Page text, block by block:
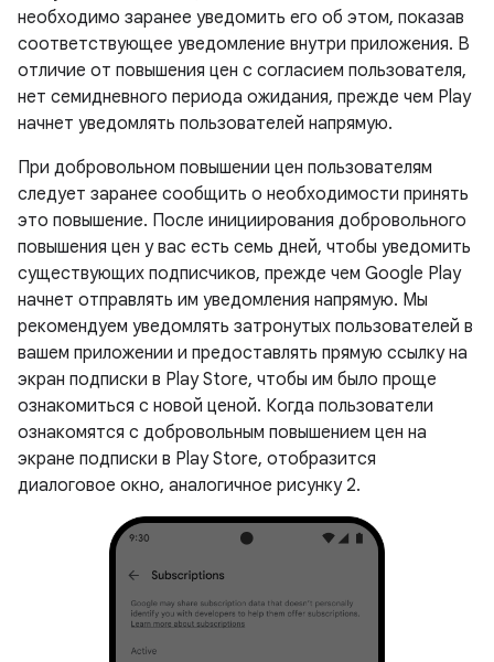
необходимо заранее уведомить его об этом, показав
соответствующее уведомление внутри приложения. В
отличие от повышения цен с согласием пользователя,
нет семидневного периода ожидания, прежде чем Play
начнет уведомлять пользователей напрямую.
При добровольном повышении цен пользователям
следует заранее сообщить о необходимости принять
это повышение. После инициирования добровольного
повышения цен у вас есть семь дней, чтобы уведомить
существующих подписчиков, прежде чем Google Play
начнет отправлять им уведомления напрямую. Мы
рекомендуем уведомлять затронутых пользователей в
вашем приложении и предоставлять прямую ссылку на
экран подписки в Play Store, чтобы им было проще
ознакомиться с новой ценой. Когда пользователи
ознакомятся с добровольным повышением цен на
экране подписки в Play Store, отобразится
диалоговое окно, аналогичное рисунку 2.